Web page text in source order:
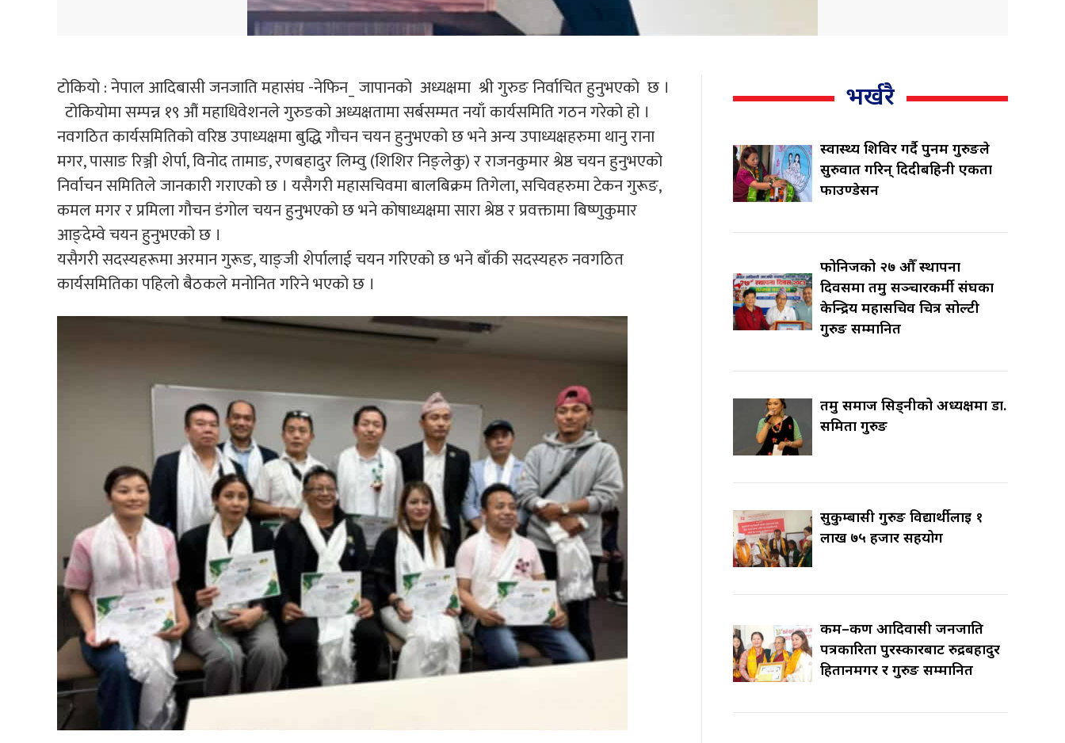
टोकियो : नेपाल आदिबासी जनजाति महासंघ -नेफिन_ जापानको अध्यक्षमा श्री गुरुङ निर्वाचित हुनुभएको छ ।
टोकियोमा सम्पन्न १९ औं महाधिवेशनले गुरुङको अध्यक्षतामा सर्बसम्मत नयाँ कार्यसमिति गठन गरेको हो ।
नवगठित कार्यसमितिको वरिष्ठ उपाध्यक्षमा बुद्धि गौचन चयन हुनुभएको छ भने अन्य उपाध्यक्षहरुमा थानु राना
मगर, पासाङ रिञ्जी शेर्पा, विनोद तामाङ, रणबहादुर लिम्वु (शिशिर निङ्लेकु) र राजनकुमार श्रेष्ठ चयन हुनुभएको
निर्वाचन समितिले जानकारी गराएको छ । यसैगरी महासचिवमा बालबिक्रम तिगेला, सचिवहरुमा टेकन गुरूङ,
कमल मगर र प्रमिला गौचन डंगोल चयन हुनुभएको छ भने कोषाध्यक्षमा सारा श्रेष्ठ र प्रवक्तामा बिष्णुकुमार
आङ्देम्वे चयन हुनुभएको छ ।
यसैगरी सदस्यहरूमा अरमान गुरूङ, याङ्जी शेर्पालाई चयन गरिएको छ भने बाँकी सदस्यहरु नवगठित
कार्यसमितिका पहिलो बैठकले मनोनित गरिने भएको छ ।
भर्खरै
स्वास्थ्य शिविर गर्दै पुनम गुरुङले
सुरुवात गरिन् दिदीबहिनी एकता
फाउण्डेसन
फोनिजको २७ औँ स्थापना
दिवसमा तमु सञ्चारकर्मी संघका
केन्द्रिय महासचिव चित्र सोल्टी
गुरुङ सम्मानित
तमु समाज सिड्नीको अध्यक्षमा डा.
समिता गुरुङ
सुकुम्बासी गुरुङ विद्यार्थीलाई १
लाख ७५ हजार सहयोग
कर्म–कर्ण आदिवासी जनजाति
पत्रकारिता पुरस्कारबाट रुद्रबहादुर
हितानमगर र गुरुङ सम्मानित